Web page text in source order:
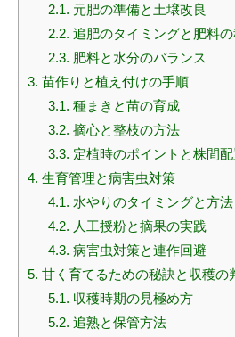
2.1. 元肥の準備と土壌改良
2.2. 追肥のタイミングと肥料
2.3. 肥料と水分のバランス
3. 苗作りと植え付けの手順
3.1. 種まきと苗の育成
3.2. 摘心と整枝の方法
3.3. 定植時のポイントと株間
4. 生育管理と病害虫対策
4.1. 水やりのタイミングと方法
4.2. 人工授粉と摘果の実践
4.3. 病害虫対策と連作回避
5. 甘く育てるための秘訣と収穫の
5.1. 収穫時期の見極め方
5.2. 追熟と保管方法